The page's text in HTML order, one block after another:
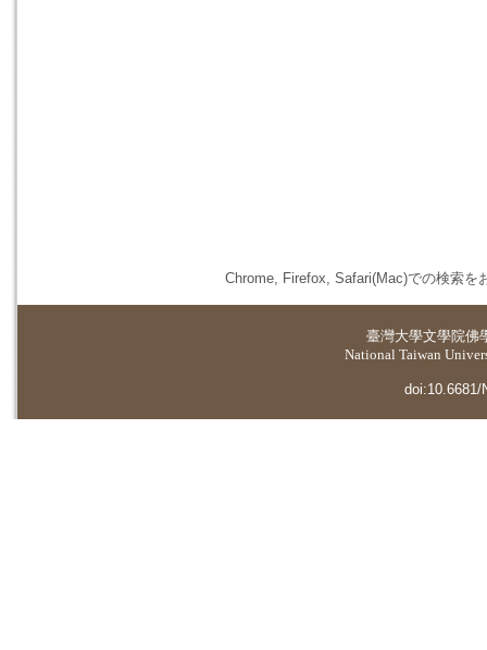
Chrome, Firefox, Safari(Mac)での検索を
臺灣大學文學院佛
National Taiwan
doi:10.6681/